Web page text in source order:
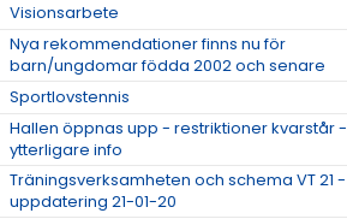
Visionsarbete
Nya rekommendationer finns nu för
barn/ungdomar födda 2002 och senare
Sportlovstennis
Hallen öppnas upp - restriktioner kvarstår -
ytterligare info
Träningsverksamheten och schema VT 21 -
uppdatering 21-01-20